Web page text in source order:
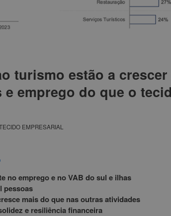
turismo estão a crescer
emprego do que o
EMPRESARIAL
no emprego e no VAB do sul e ilhas
pessoas
mais do que nas outras atividades
e resiliência financeira